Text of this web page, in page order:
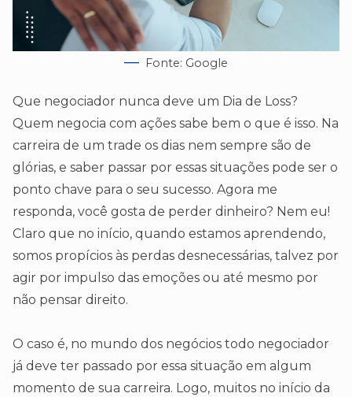
Fonte: Google
Que negociador nunca deve um Dia de Loss?
Quem negocia com ações sabe bem o que é isso. Na
carreira de um trade os dias nem sempre são de
glórias, e saber passar por essas situações pode ser o
ponto chave para o seu sucesso. Agora me
responda, você gosta de perder dinheiro? Nem eu!
Claro que no início, quando estamos aprendendo,
somos propícios às perdas desnecessárias, talvez por
agir por impulso das emoções ou até mesmo por
não pensar direito.
O caso é, no mundo dos negócios todo negociador
já deve ter passado por essa situação em algum
momento de sua carreira. Logo, muitos no início da